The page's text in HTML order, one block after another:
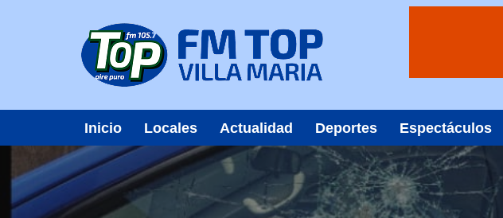
Inicio Locales Actualidad Deportes Espectáculos